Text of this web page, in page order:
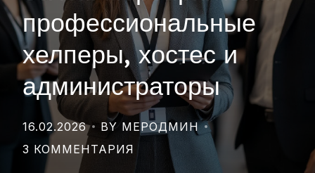
профессиональные
хелперы, хостес и
администраторы
16.02.2026
BY МЕРОДМИН
3 КОММЕНТАРИЯ